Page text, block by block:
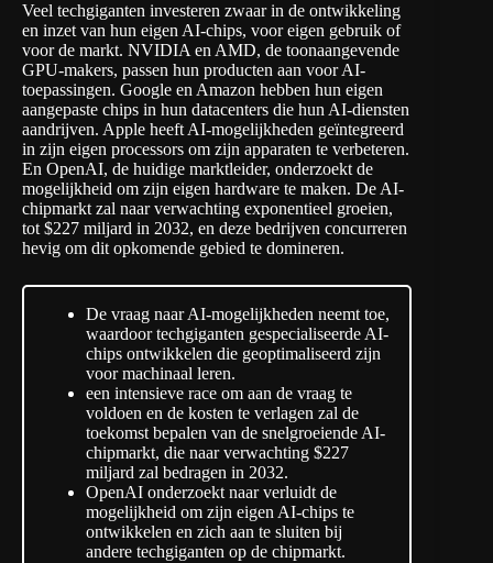
Veel techgiganten investeren zwaar in de ontwikkeling
en inzet van hun eigen AI-chips, voor eigen gebruik of
voor de markt. NVIDIA en AMD, de toonaangevende
GPU-makers, passen hun producten aan voor AI-
toepassingen. Google en Amazon hebben hun eigen
aangepaste chips in hun datacenters die hun AI-diensten
aandrijven. Apple heeft AI-mogelijkheden geïntegreerd
in zijn eigen processors om zijn apparaten te verbeteren.
En OpenAI, de huidige marktleider, onderzoekt de
mogelijkheid om zijn eigen hardware te maken. De AI-
chipmarkt zal naar verwachting exponentieel groeien,
tot $227 miljard in 2032, en deze bedrijven concurreren
hevig om dit opkomende gebied te domineren.
De vraag naar AI-mogelijkheden neemt toe,
waardoor techgiganten gespecialiseerde AI-
chips ontwikkelen die geoptimaliseerd zijn
voor machinaal leren.
een intensieve race om aan de vraag te
voldoen en de kosten te verlagen zal de
toekomst bepalen van de snelgroeiende AI-
chipmarkt, die naar verwachting $227
miljard zal bedragen in 2032.
OpenAI onderzoekt naar verluidt de
mogelijkheid om zijn eigen AI-chips te
ontwikkelen en zich aan te sluiten bij
andere techgiganten op de chipmarkt.